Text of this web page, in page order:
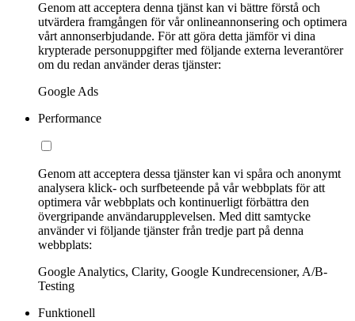
Genom att acceptera denna tjänst kan vi bättre förstå och
utvärdera framgången för vår onlineannonsering och optimera
vårt annonserbjudande. För att göra detta jämför vi dina
krypterade personuppgifter med följande externa leverantörer
om du redan använder deras tjänster:
Google Ads
Performance
Genom att acceptera dessa tjänster kan vi spåra och anonymt
analysera klick- och surfbeteende på vår webbplats för att
optimera vår webbplats och kontinuerligt förbättra den
övergripande användarupplevelsen. Med ditt samtycke
använder vi följande tjänster från tredje part på denna
webbplats:
Google Analytics, Clarity, Google Kundrecensioner, A/B-
Testing
Funktionell